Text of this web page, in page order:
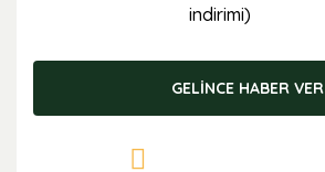
indirimi)
GELİNCE HABER VER